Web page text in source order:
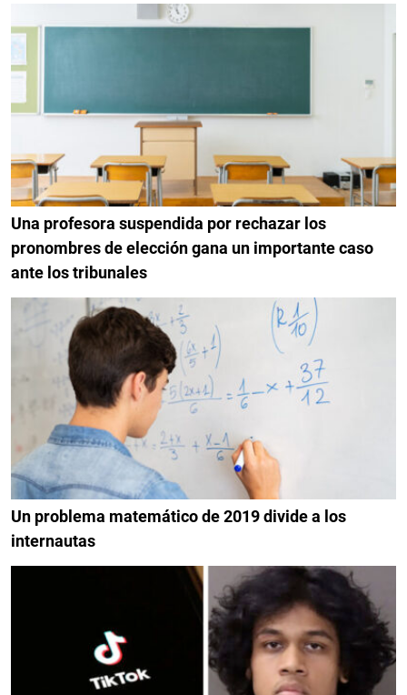
Una profesora suspendida por rechazar los
pronombres de elección gana un importante caso
ante los tribunales
Un problema matemático de 2019 divide a los
internautas